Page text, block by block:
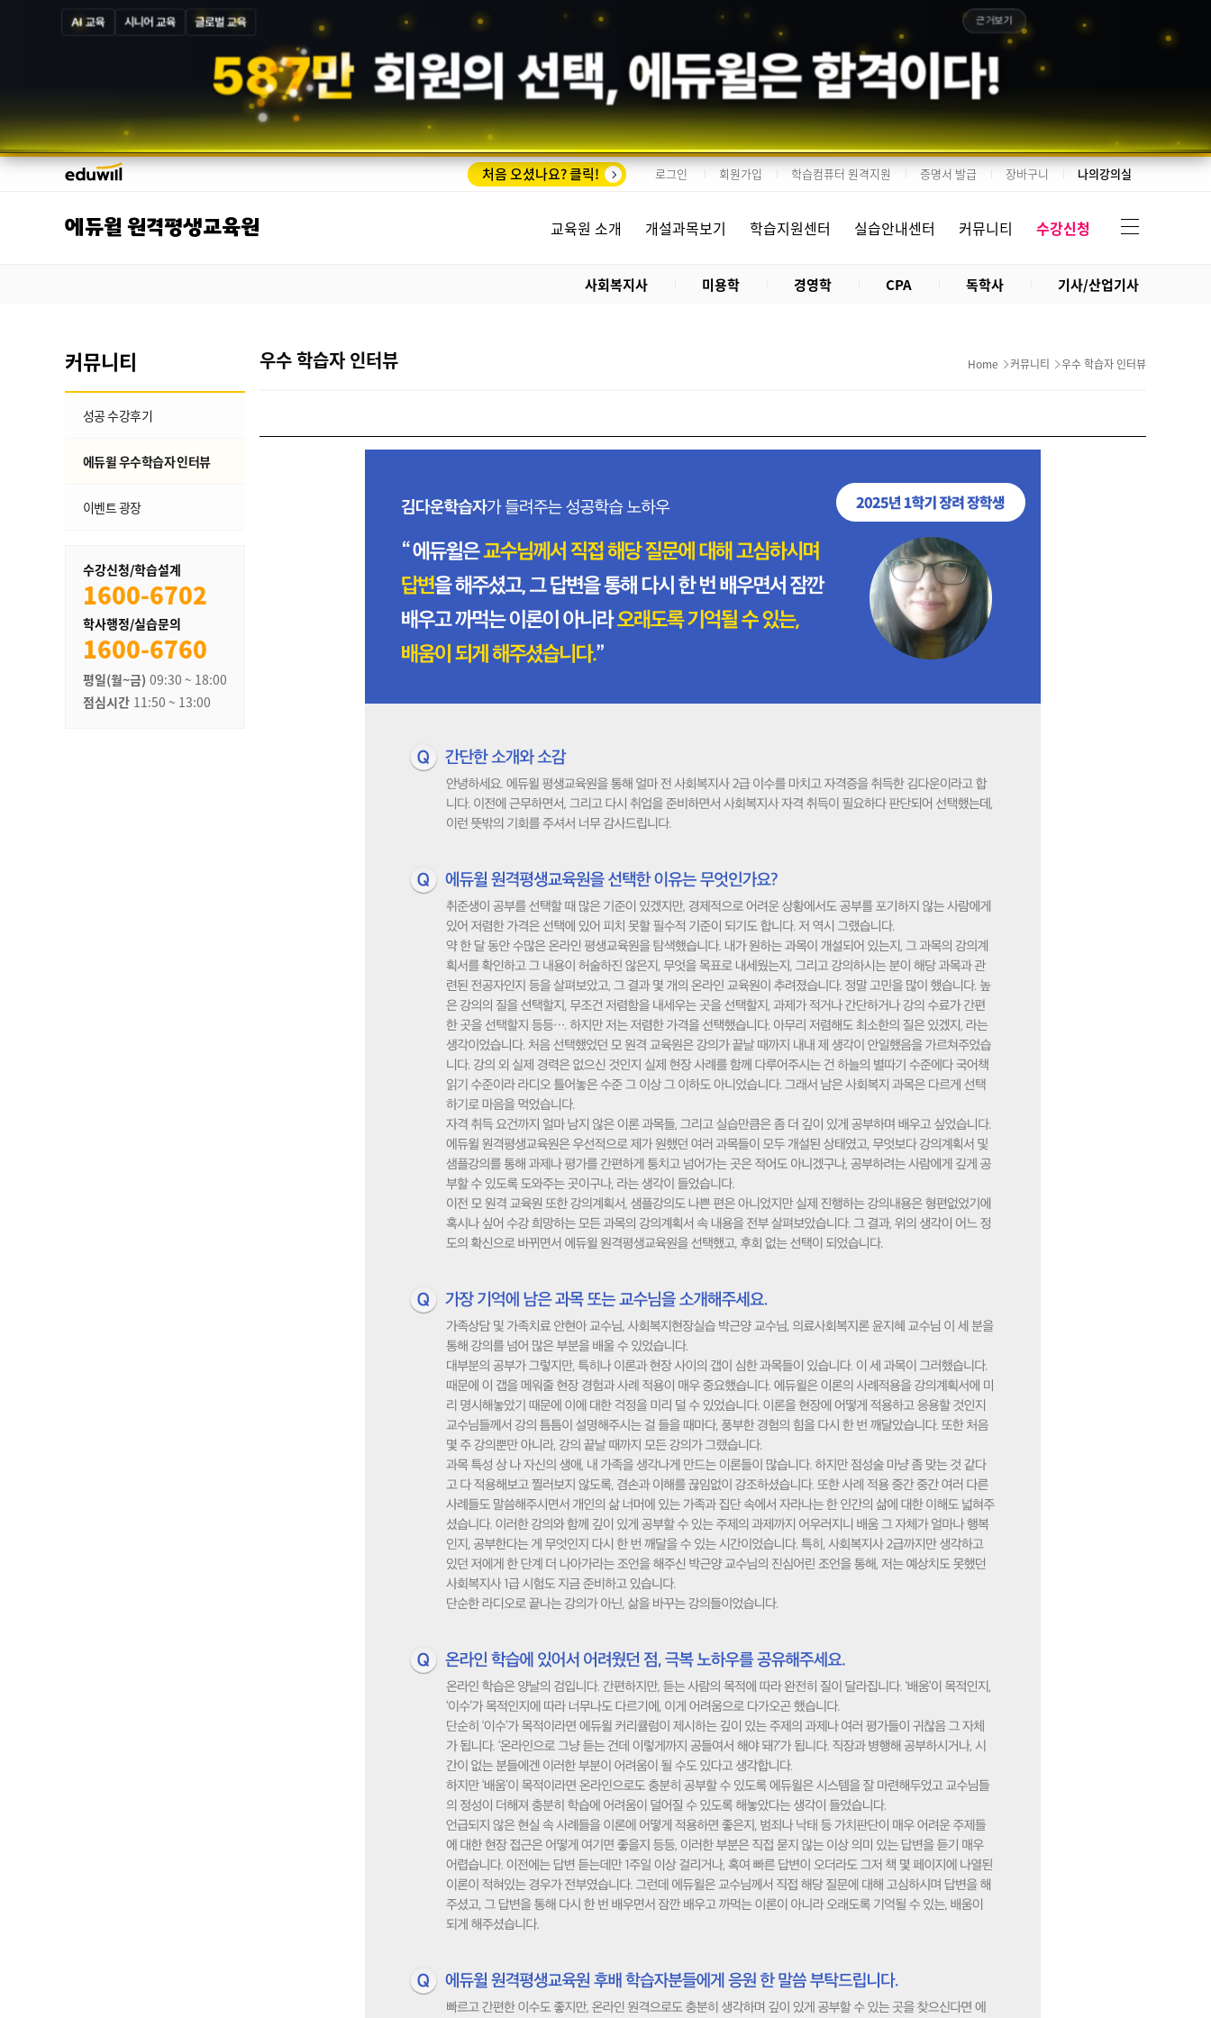
AI 교육 시니어 교육 글로벌 교육
587만 회원의 선택,에듀윌은 합격이다!
근거보기
처음 오셨나요? 클릭! 로그인 회원가입 학습컴퓨터 원격지원 증명서 발급 장바구니 나의강의실
에듀윌 원격평생교육원 교육원 소개 개설과목보기 학습지원센터 실습안내센터 커뮤니티 수강신청
사회복지사 미용학 경영학 CPA 독학사 기사/산업기사
커뮤니티
성공 수강후기
에듀윌 우수학습자 인터뷰
이벤트 광장
수강신청/학습설계
1600-6702
학사행정/실습문의
1600-6760
평일(월~금) 09:30 ~ 18:00
점심시간 11:50 ~ 13:00
우수 학습자 인터뷰 Home 커뮤니티 우수 학습자 인터뷰